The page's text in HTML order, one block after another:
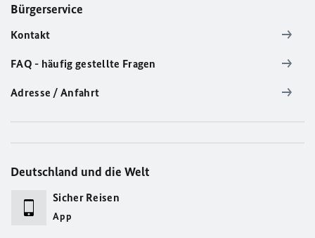
Bürgerservice
Kontakt
FAQ - häufig gestellte Fragen
Adresse / Anfahrt
Deutschland und die Welt
Sicher Reisen
App